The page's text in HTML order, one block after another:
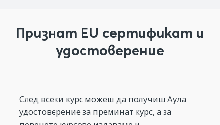
Признат EU сертификат и
удостоверение
След всеки курс можеш да получиш Аула
удостоверение за преминат курс, а за